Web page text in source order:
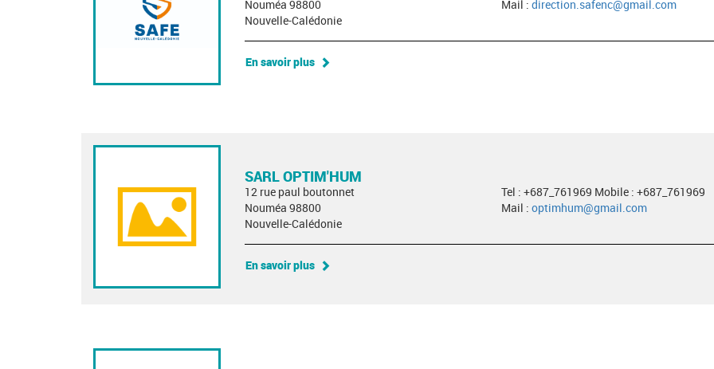
Nouméa 98800
Nouvelle-Calédonie
Mail : direction.safenc@gmail.com
En savoir plus
SARL OPTIM'HUM
12 rue paul boutonnet
Nouméa 98800
Nouvelle-Calédonie
Tel : +687_761969 Mobile : +687_761969
Mail : optimhum@gmail.com
En savoir plus